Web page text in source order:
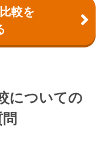
較を
についての